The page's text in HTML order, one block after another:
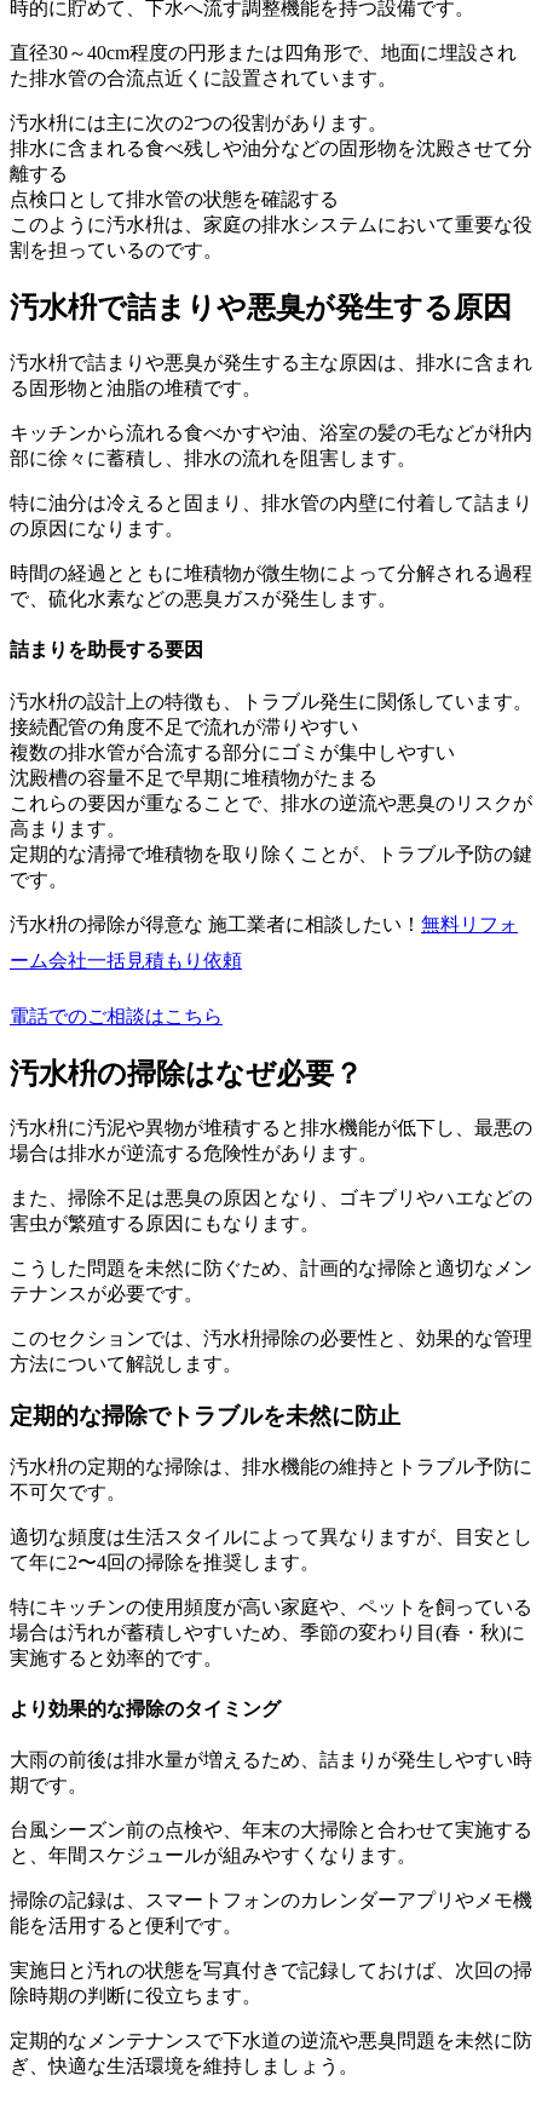
時的に貯めて、下水へ流す調整機能を持つ設備です。
直径30～40cm程度の円形または四角形で、地面に埋設され
た排水管の合流点近くに設置されています。
汚水枡には主に次の2つの役割があります。
排水に含まれる食べ残しや油分などの固形物を沈殿させて分
離する
点検口として排水管の状態を確認する
このように汚水枡は、家庭の排水システムにおいて重要な役
割を担っているのです。
汚水枡で詰まりや悪臭が発生する原因
汚水枡で詰まりや悪臭が発生する主な原因は、排水に含まれ
る固形物と油脂の堆積です。
キッチンから流れる食べかすや油、浴室の髪の毛などが枡内
部に徐々に蓄積し、排水の流れを阻害します。
特に油分は冷えると固まり、排水管の内壁に付着して詰まり
の原因になります。
時間の経過とともに堆積物が微生物によって分解される過程
で、硫化水素などの悪臭ガスが発生します。
詰まりを助長する要因
汚水枡の設計上の特徴も、トラブル発生に関係しています。
接続配管の角度不足で流れが滞りやすい
複数の排水管が合流する部分にゴミが集中しやすい
沈殿槽の容量不足で早期に堆積物がたまる
これらの要因が重なることで、排水の逆流や悪臭のリスクが
高まります。
定期的な清掃で堆積物を取り除くことが、トラブル予防の鍵
です。
汚水枡の掃除が得意な 施工業者に相談したい！ 無料リフォ
ーム会社一括見積もり依頼
電話でのご相談はこちら
汚水枡の掃除はなぜ必要？
汚水枡に汚泥や異物が堆積すると排水機能が低下し、最悪の
場合は排水が逆流する危険性があります。
また、掃除不足は悪臭の原因となり、ゴキブリやハエなどの
害虫が繁殖する原因にもなります。
こうした問題を未然に防ぐため、計画的な掃除と適切なメン
テナンスが必要です。
このセクションでは、汚水枡掃除の必要性と、効果的な管理
方法について解説します。
定期的な掃除でトラブルを未然に防止
汚水枡の定期的な掃除は、排水機能の維持とトラブル予防に
不可欠です。
適切な頻度は生活スタイルによって異なりますが、目安とし
て年に2〜4回の掃除を推奨します。
特にキッチンの使用頻度が高い家庭や、ペットを飼っている
場合は汚れが蓄積しやすいため、季節の変わり目(春・秋)に
実施すると効率的です。
より効果的な掃除のタイミング
大雨の前後は排水量が増えるため、詰まりが発生しやすい時
期です。
台風シーズン前の点検や、年末の大掃除と合わせて実施する
と、年間スケジュールが組みやすくなります。
掃除の記録は、スマートフォンのカレンダーアプリやメモ機
能を活用すると便利です。
実施日と汚れの状態を写真付きで記録しておけば、次回の掃
除時期の判断に役立ちます。
定期的なメンテナンスで下水道の逆流や悪臭問題を未然に防
ぎ、快適な生活環境を維持しましょう。